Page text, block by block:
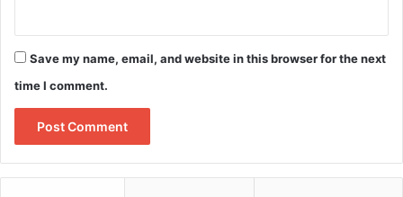
Save my name, email, and website in this browser for the next
time I comment.